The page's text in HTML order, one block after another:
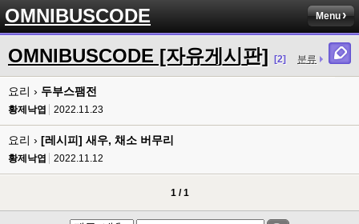
OMNIBUSCODE Menu
OMNIBUSCODE [자유게시판] [2] 분류
요리 › 두부스팸전
황제낙엽 2022.11.23
요리 › [레시피] 새우, 채소 버무리
황제낙엽 2022.11.12
1 / 1